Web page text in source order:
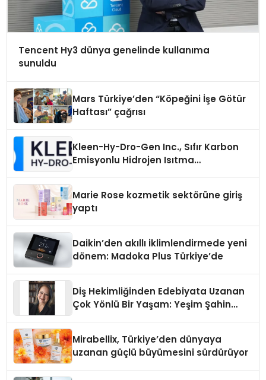
Tencent Hy3 dünya genelinde kullanıma
sunuldu
Mars Türkiye’den “Köpeğini İşe Götür
Haftası” çağrısı
Kleen-Hy-Dro-Gen Inc., Sıfır Karbon
Emisyonlu Hidrojen Isıtma
Marie Rose kozmetik sektörüne giriş
yaptı
Daikin’den akıllı iklimlendirmede yeni
dönem: Madoka Plus Türkiye’de
Diş Hekimliğinden Edebiyata Uzanan
Çok Yönlü Bir Yaşam: Yeşim Şahin
Mirabellix, Türkiye’den dünyaya
uzanan güçlü büyümesini sürdürüyor